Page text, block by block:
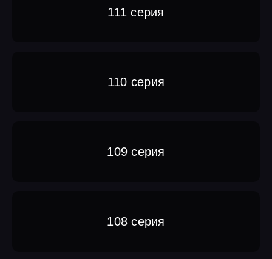
111 серия
110 серия
109 серия
108 серия